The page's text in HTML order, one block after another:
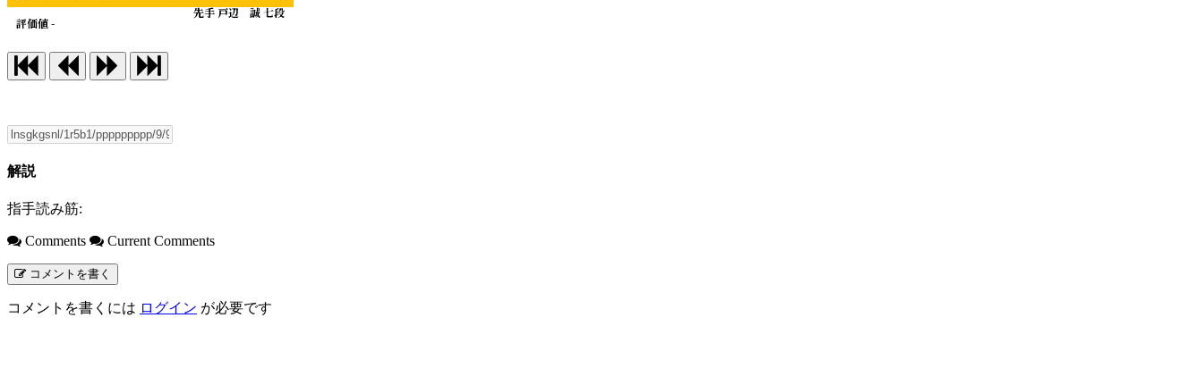
先手 戸辺 誠 七段
評価値 -
解説
指手読み筋:
Comments Current Comments
コメントを書く
コメントを書くには ログイン が必要です